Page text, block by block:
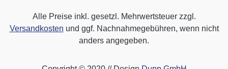
Alle Preise inkl. gesetzl. Mehrwertsteuer zzgl.
Versandkosten und ggf. Nachnahmegebühren, wenn nicht
anders angegeben.